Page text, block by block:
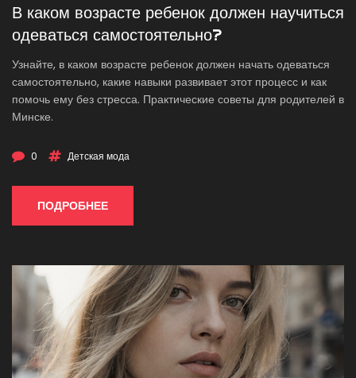
В каком возрасте ребенок должен научиться
одеваться самостоятельно?
Узнайте, в каком возрасте ребенок должен начать одеваться
самостоятельно, какие навыки развивает этот процесс и как
помочь ему без стресса. Практические советы для родителей в
Минске.
0 Детская мода
ПОДРОБНЕЕ